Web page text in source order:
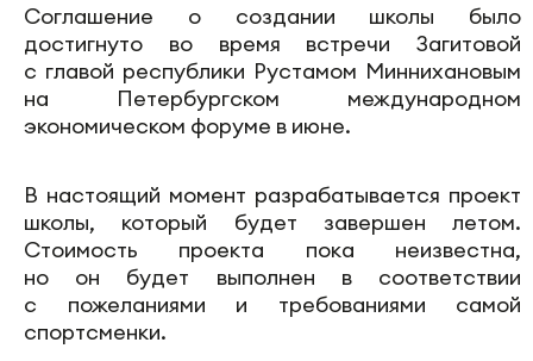
Соглашение о создании школы было
достигнуто во время встречи Загитовой
с главой республики Рустамом Миннихановым
на Петербургском международном
экономическом форуме в июне.
В настоящий момент разрабатывается проект
школы, который будет завершен летом.
Стоимость проекта пока неизвестна,
но он будет выполнен в соответствии
с пожеланиями и требованиями самой
спортсменки.